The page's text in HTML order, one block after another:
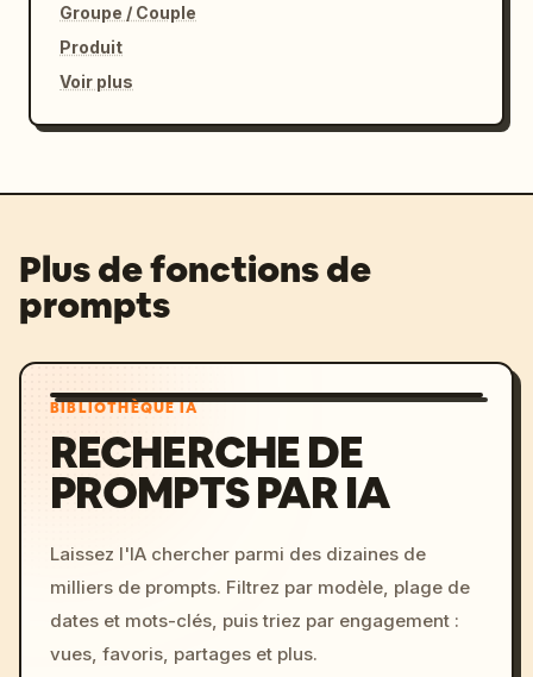
Groupe / Couple
Produit
Voir plus
Plus de fonctions de
prompts
BIBLIOTHÈQUE IA
RECHERCHE DE
PROMPTS PAR IA
Laissez l'IA chercher parmi des dizaines de
milliers de prompts. Filtrez par modèle, plage de
dates et mots-clés, puis triez par engagement :
vues, favoris, partages et plus.